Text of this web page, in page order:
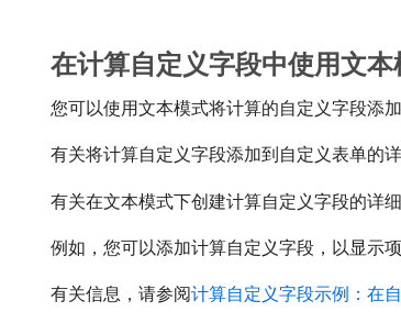
在计算自定义字段中使用文本
您可以使用文本模式将计算的自定义字段添加
有关将计算自定义字段添加到自定义表单的
有关在文本模式下创建计算自定义字段的详
例如，您可以添加计算自定义字段，以显示
有关信息，请参阅计算自定义字段示例：在